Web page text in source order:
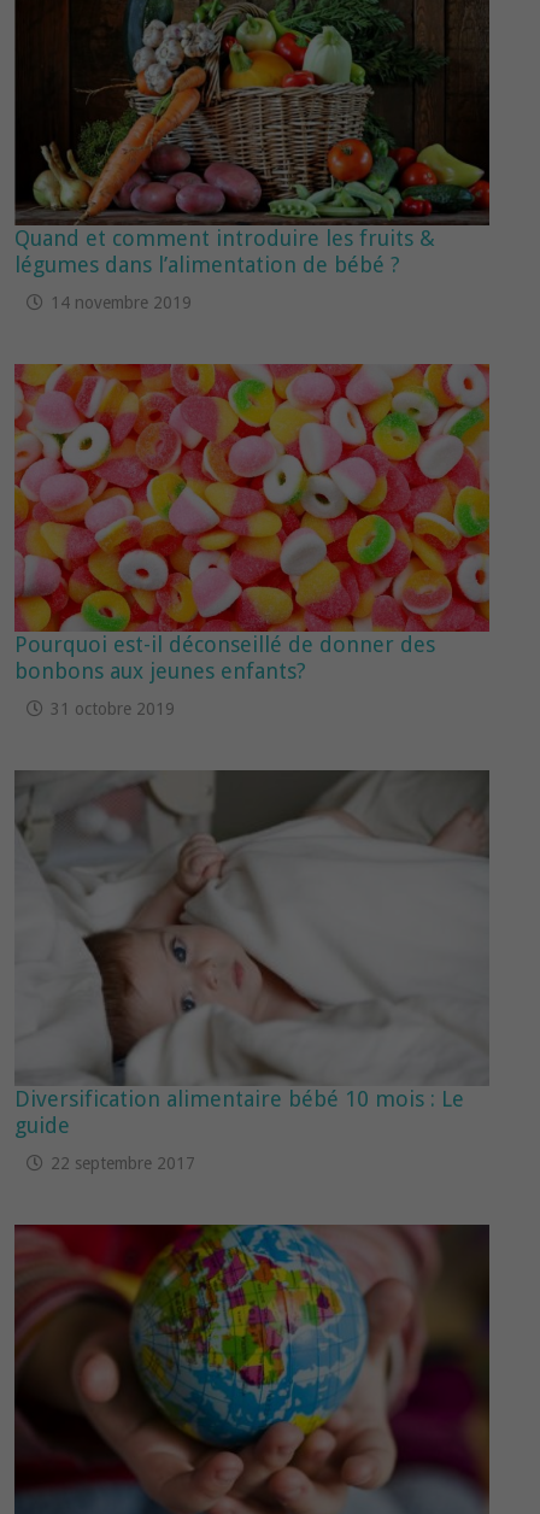
Quand et comment introduire les fruits &
légumes dans l’alimentation de bébé ?
14 novembre 2019
Pourquoi est-il déconseillé de donner des
bonbons aux jeunes enfants?
31 octobre 2019
Diversification alimentaire bébé 10 mois : Le
guide
22 septembre 2017